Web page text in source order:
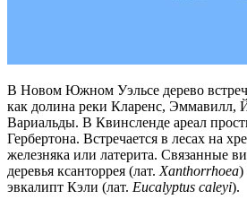
В Новом Южном Уэльсе дерево
как долина реки Кларенс, Эммавилл,
Вариальды. В Квинсленде ареал
Гербертона. Встречается в лесах на
железняка или латерита. Связанные
деревья ксанторрея (лат. Xanthorrhoea)
эвкалипт Кэли (лат. Eucalyptus caleyi).